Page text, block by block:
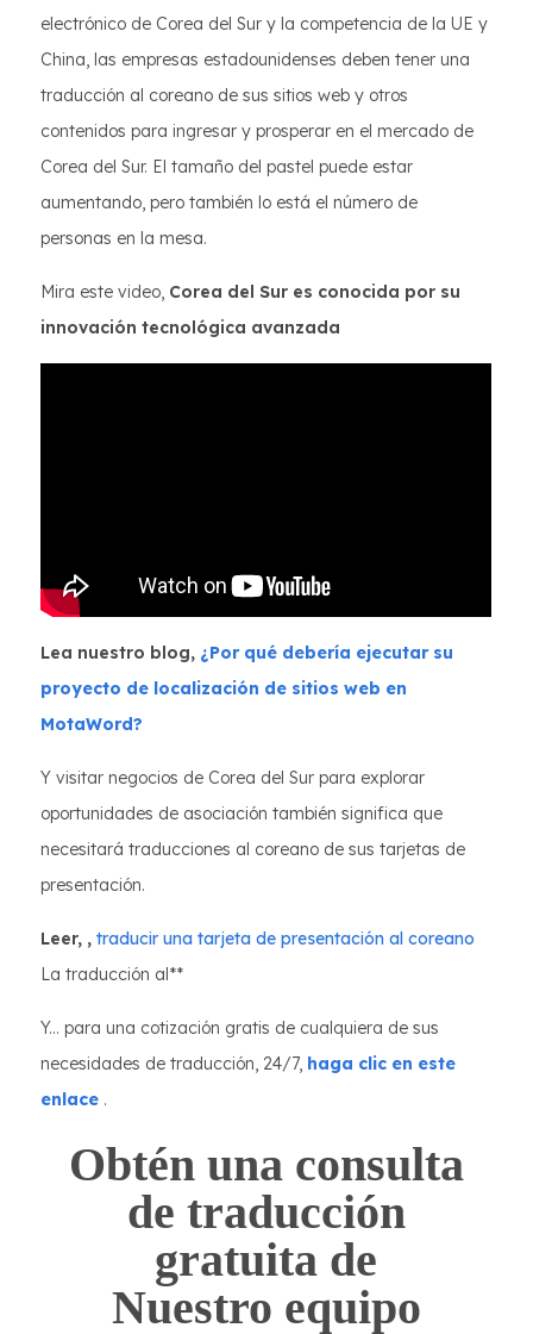
electrónico de Corea del Sur y la competencia de la UE y
China, las empresas estadounidenses deben tener una
traducción al coreano de sus sitios web y otros
contenidos para ingresar y prosperar en el mercado de
Corea del Sur. El tamaño del pastel puede estar
aumentando, pero también lo está el número de
personas en la mesa.
Mira este video, Corea del Sur es conocida por su
innovación tecnológica avanzada
Lea nuestro blog, ¿Por qué debería ejecutar su
proyecto de localización de sitios web en
MotaWord?
Y visitar negocios de Corea del Sur para explorar
oportunidades de asociación también significa que
necesitará traducciones al coreano de sus tarjetas de
presentación.
Leer, , traducir una tarjeta de presentación al coreano
La traducción al**
Y... para una cotización gratis de cualquiera de sus
necesidades de traducción, 24/7, haga clic en este
enlace .
Obtén una consulta
de traducción
gratuita de
Nuestro equipo